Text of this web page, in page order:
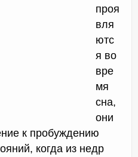
проя
вля
ютс
я во
вре
мя
сна,
они
к пробуждению
когда из недр